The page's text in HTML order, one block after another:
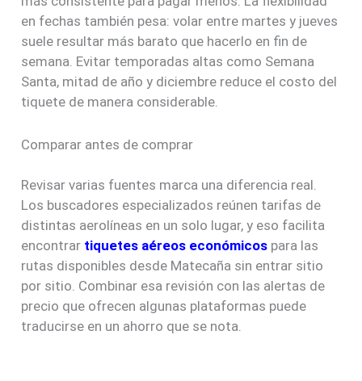
en fechas también pesa: volar entre martes y jueves
suele resultar más barato que hacerlo en fin de
semana. Evitar temporadas altas como Semana
Santa, mitad de año y diciembre reduce el costo del
tiquete de manera considerable.
Comparar antes de comprar
Revisar varias fuentes marca una diferencia real.
Los buscadores especializados reúnen tarifas de
distintas aerolíneas en un solo lugar, y eso facilita
encontrar tiquetes aéreos económicos para las
rutas disponibles desde Matecaña sin entrar sitio
por sitio. Combinar esa revisión con las alertas de
precio que ofrecen algunas plataformas puede
traducirse en un ahorro que se nota.